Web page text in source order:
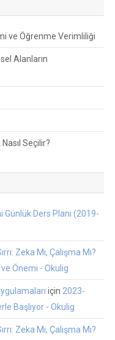
ve Öğrenme Verimliliği
Alanların
Seçilir?
Günlük Ders Planı (2019-
Zeka Mı, Çalışma Mı?
Önemi - Okulig
için 2023-
Başlıyor - Okulig
Zeka Mı, Çalışma Mı?